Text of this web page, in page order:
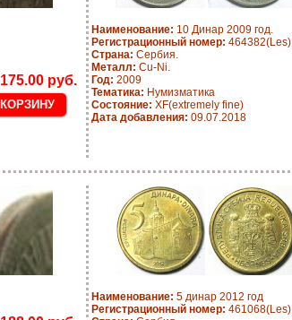
175.00 руб.
Наименование: 10 Динар 2009 год.
Регистрационный номер: 464382(Les)
Страна: Сербия.
Металл: Cu-Ni.
Год: 2009
Тематика: Нумизматика
Состояние: XF(extremely fine)
Дата добавления: 09.07.2018
Наименование: 5 динар 2012 год
Регистрационный номер: 461068(Les)